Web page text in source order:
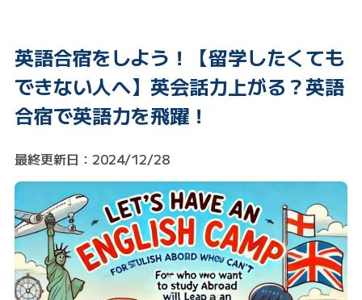
英語合宿をしよう！【留学したくても
できない人へ】英会話力上がる？英語
合宿で英語力を飛躍！
最終更新日：2024/12/28